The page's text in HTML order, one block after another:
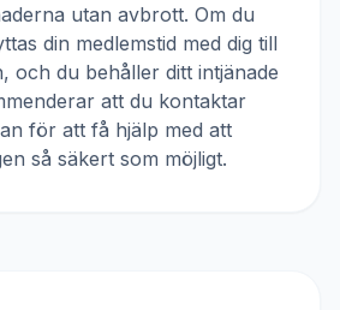
utan avbrott. Om du
din medlemstid med dig till
och du behåller ditt intjänade
att du kontaktar
för att få hjälp med att
så säkert som möjligt.